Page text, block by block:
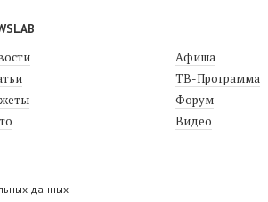
Афиша
ТВ-Программа
Форум
Видео
данных